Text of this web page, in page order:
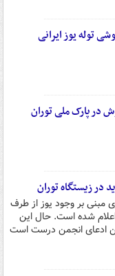
توله یوز ایرانی
در پارک ملی توران
در زیستگاه توران
مبنی بر وجود یوز از طرف
شده است. حال این
ادعای انجمن درست است